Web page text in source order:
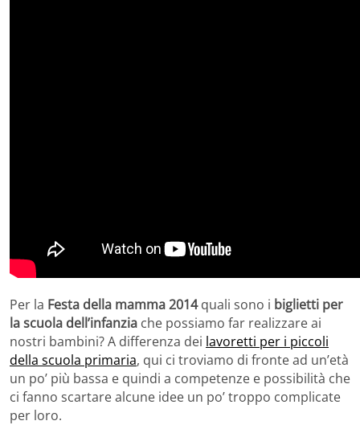
Per la Festa della mamma 2014quali sono i biglietti per
la scuola dell’infanzia che possiamo far realizzare ai
nostri bambini? A differenza dei lavoretti per i piccoli
della scuola primaria, qui ci troviamo di fronte ad un’età
un po’ più bassa e quindi a competenze e possibilità che
ci fanno scartare alcune idee un po’ troppo complicate
per loro.